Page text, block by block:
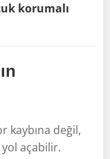
korumalı
kaybına değil,
açabilir.